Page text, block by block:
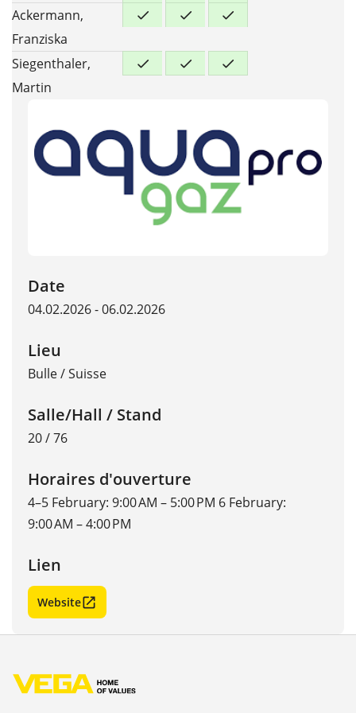
Ackermann,
Franziska
Siegenthaler,
Martin
Date
04.02.2026 - 06.02.2026
Lieu
Bulle/Suisse
Salle/Hall / Stand
20 / 76
Horaires d'ouverture
4–5 February: 9:00 AM – 5:00 PM 6 February:
9:00 AM – 4:00 PM
Lien
Website